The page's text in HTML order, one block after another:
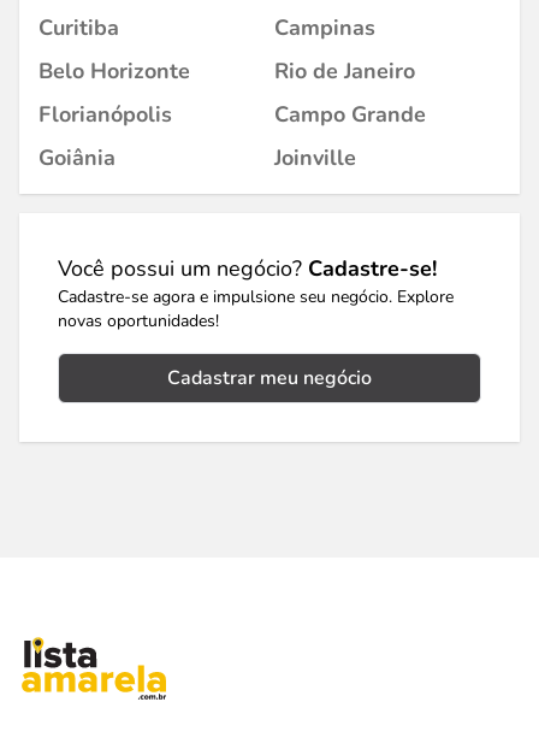
Curitiba
Campinas
Belo Horizonte
Rio de Janeiro
Florianópolis
Campo Grande
Goiânia
Joinville
Você possui um negócio? Cadastre-se!
Cadastre-se agora e impulsione seu negócio. Explore
novas oportunidades!
Cadastrar meu negócio